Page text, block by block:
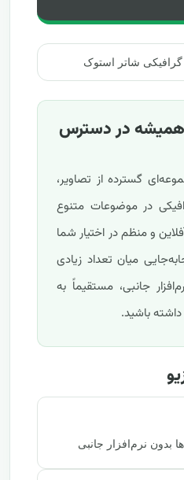
همیشه در دسترس
گسترده از تصاویر،
در موضوعات متنوع
و منظم در اختیار شما
میان تعداد زیادی
جانبی، مستقیماً به
باشید.
بدون نرم‌افزار جانبی